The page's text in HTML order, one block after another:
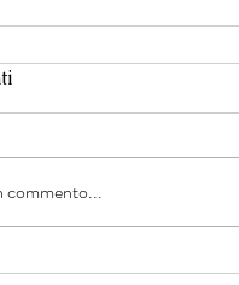
commento...